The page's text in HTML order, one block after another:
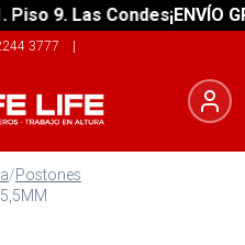
9. Las Condes¡ENVÍO
3777 |
/Postones